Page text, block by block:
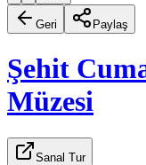
Geri Paylaş
Şehit
Müzesi
Sanal Tur